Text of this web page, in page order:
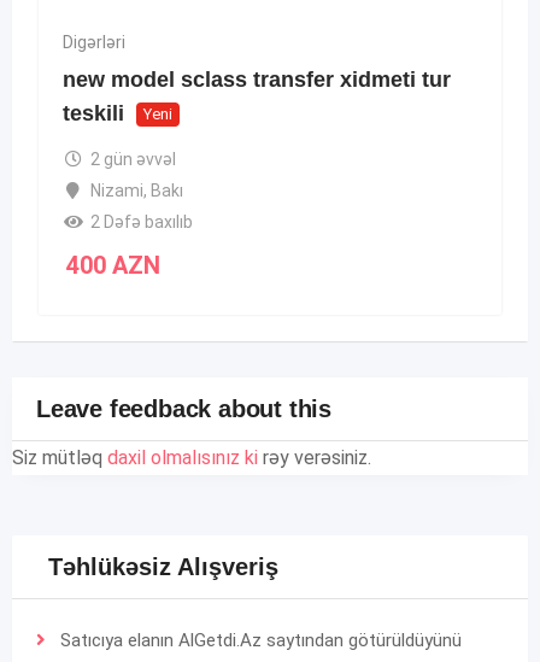
Digərləri
new model sclass transfer xidmeti tur
teskili
Yeni
2 gün əvvəl
Nizami, Bakı
2 Dəfə baxılıb
400 AZN
Leave feedback about this
Siz mütləq daxil olmalısınız ki rəy verəsiniz.
Təhlükəsiz Alışveriş
Satıcıya elanın AlGetdi.Az saytından götürüldüyünü